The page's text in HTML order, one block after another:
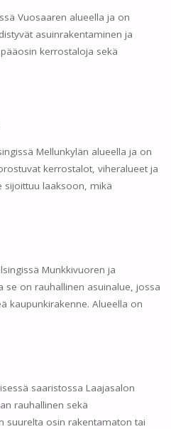
Vuosaaren alueella ja on
asuinrakentaminen ja
kerrostaloja sekä
Mellunkylän alueella ja on
kerrostalot, viheralueet ja
sijoittuu laaksoon, mikä
Munkkivuoren ja
se on rauhallinen asuinalue, jossa
kaupunkirakenne. Alueella on
saaristossa Laajasalon
rauhallinen sekä
suurelta osin rakentamaton tai